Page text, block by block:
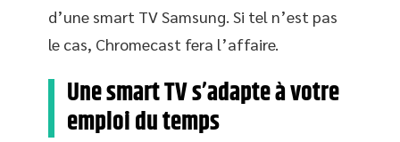
d’une smart TV Samsung. Si tel n’est pas
le cas, Chromecast fera l’affaire.
Une smart TV s’adapte à votre
emploi du temps